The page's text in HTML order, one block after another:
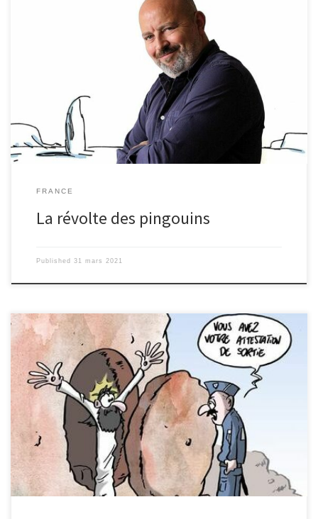
Suite à une annonce de la rédaction, qui s’excusait d’avoir publié
un de ses dessins, Xavier Gorce annonce sa démission du Monde :
on n’y lira plus les remarques piquantes des Indégivrables. Le
mercredi 20 janvier 2021, Xavier Gorce fait parvenir sa démission
auprès du Monde. Accusé en masse sur les réseaux sociaux de «
banaliser l’inceste » ou de tenir des propos « insultants envers les
transgenres », il préfère quitter le journal. Mais ne nous y trompons
pas […]
FRANCE
La révolte des pingouins
Published 31 mars 2021
Deux jeunes ont été verbalisés par des agents de l’Office National
des Forêts : ils avaient l’idée absconse de se confiner dans une
grotte. Léna Chanut (4ème) © paroisse-gazeran.fr